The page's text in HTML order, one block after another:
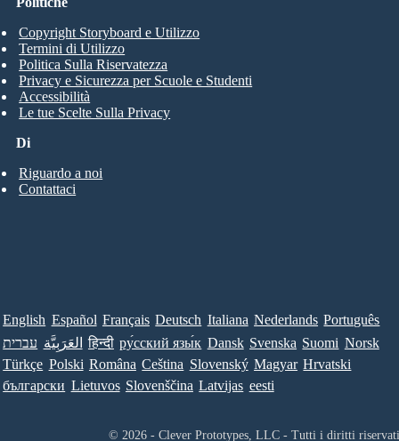
Di
Riguardo a noi
Contattaci
Copyright Storyboard e Utilizzo
Termini di Utilizzo
Politica Sulla Riservatezza
Privacy e Sicurezza per Scuole e Studenti
Accessibilità
Le tue Scelte Sulla Privacy
English Español Français Deutsch Italiana Nederlands Português
עברית العَرَبِيَّة हिन्दी ру́сский язы́к Dansk Svenska Suomi Norsk
Türkçe Polski Româna Ceština Slovenský Magyar Hrvatski
български Lietuvos Slovenščina Latvijas eesti
© 2026 - Clever Prototypes, LLC - Tutti i diritti